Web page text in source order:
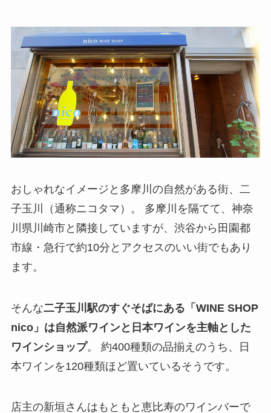
おしゃれなイメージと多摩川の自然がある街、二
子玉川（通称ニコタマ）。 多摩川を隔てて、神奈
川県川崎市と隣接していますが、渋谷から田園都
市線・急行で約10分とアクセスのいい街でもあり
ます。
そんな二子玉川駅のすぐそばにある「WINE SHOP
nico」は自然派ワインと日本ワインを主軸とした
ワインショップ。 約400種類の品揃えのうち、日
本ワインを120種類ほど置いているそうです。
店主の新垣さんはもともと恵比寿のワインバーで